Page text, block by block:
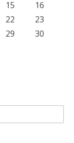
15
16
22
23
29
30